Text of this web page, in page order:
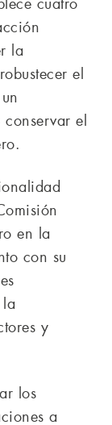
la
el
el
en la
con su
y
los
a